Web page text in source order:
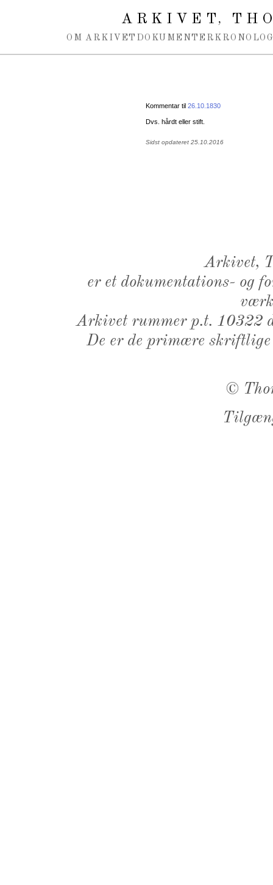
ARKIVET,
OM ARKIVET DOKUMENTER
Kommentar til 26.10.1830
Dvs. hårdt eller stift.
Sidst opdateret 25.10.2016
Arkivet,
er et dokumentations- og
Arkivet rummer p.t. 10322
De er de primære
©